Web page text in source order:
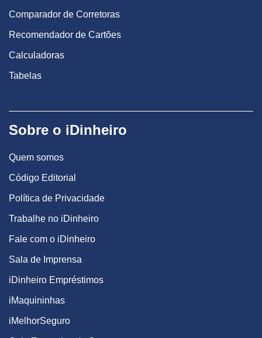
Comparador de Corretoras
Recomendador de Cartões
Calculadoras
Tabelas
Sobre o iDinheiro
Quem somos
Código Editorial
Política de Privacidade
Trabalhe no iDinheiro
Fale com o iDinheiro
Sala de Imprensa
iDinheiro Empréstimos
iMaquininhas
iMelhorSeguro